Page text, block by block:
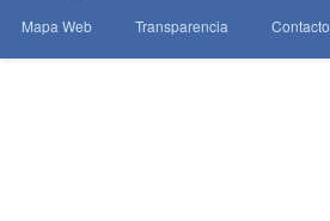
Mapa Web Transparencia Contacto